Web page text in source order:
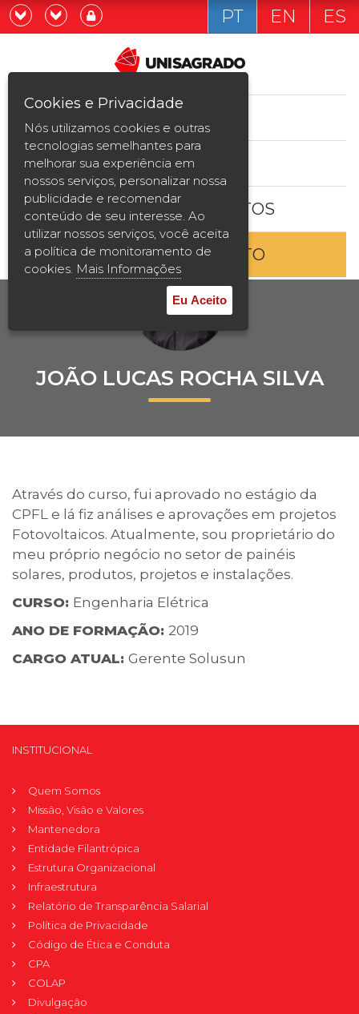
Graduação
Pós-graduação e MBA
Curta Duração
Vestibular
2ª Graduação
Transferência
Reingresso
Prouni
Contatos
Calendário acadêmico
Internacionalização
UATI
Já sou estudande
Quero ser estudante
PT EN ES
ESTUDE AQUI
BOLSAS E DESCONTOS
ENTRE EM CONTATO
JOÃO LUCAS ROCHA SILVA
Através do curso, fui aprovado no estágio da
CPFL e lá fiz análises e aprovações em projetos
Fotovoltaicos. Atualmente, sou proprietário do
meu próprio negócio no setor de painéis
solares, produtos, projetos e instalações.
CURSO: Engenharia Elétrica
ANO DE FORMAÇÃO: 2019
CARGO ATUAL: Gerente Solusun
INSTITUCIONAL
Quem Somos
Missão, Visão e Valores
Mantenedora
Entidade Filantrópica
Estrutura Organizacional
Infraestrutura
Relatório de Transparência Salarial
Política de Privacidade
Código de Ética e Conduta
CPA
COLAP
Divulgação
Cookies e Privacidade
Nós utilizamos cookies e outras
tecnologias semelhantes para
melhorar sua experiência em
nossos serviços, personalizar nossa
publicidade e recomendar
conteúdo de seu interesse. Ao
utilizar nossos serviços, você aceita
a política de monitoramento de
cookies. Mais Informações
Eu Aceito